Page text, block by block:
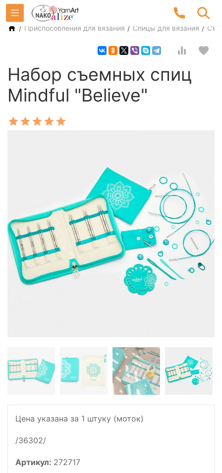
/ Приспособления для вязания / Спицы для вязания /
Набор съемных спиц
Mindful "Believe"
Цена указана за 1 штуку (моток)
/36302/
Артикул: 272717